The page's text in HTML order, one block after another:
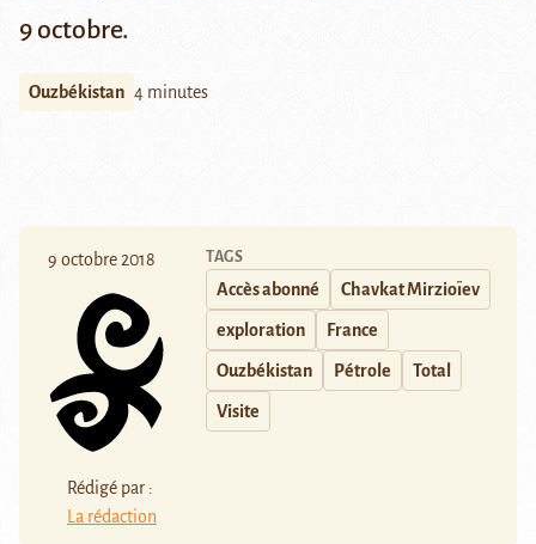
9 octobre.
Ouzbékistan 4 minutes
9 octobre 2018
Rédigé par :
La rédaction
TAGS
Accès abonné Chavkat Mirzioïev
exploration France
Ouzbékistan Pétrole Total
Visite